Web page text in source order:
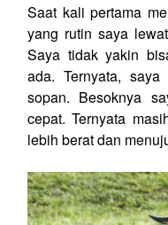
Saat kali pertama
yang rutin saya
Saya tidak yakin
ada. Ternyata,
sopan. Besoknya
cepat. Ternyata
lebih berat dan